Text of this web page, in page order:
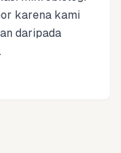
karena kami
daripada